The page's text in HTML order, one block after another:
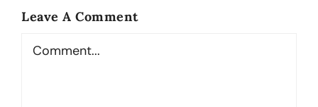
Leave A Comment
Comment